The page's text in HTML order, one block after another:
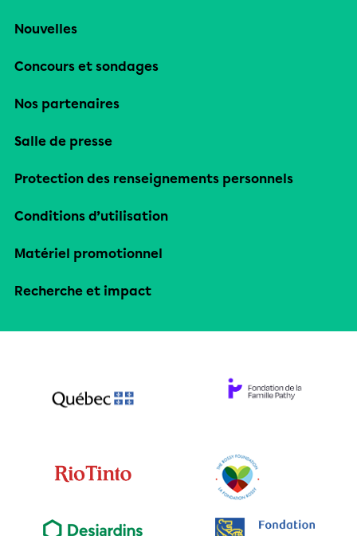
Nouvelles
Concours et sondages
Nos partenaires
Salle de presse
Protection des renseignements personnels
Conditions d’utilisation
Matériel promotionnel
Recherche et impact